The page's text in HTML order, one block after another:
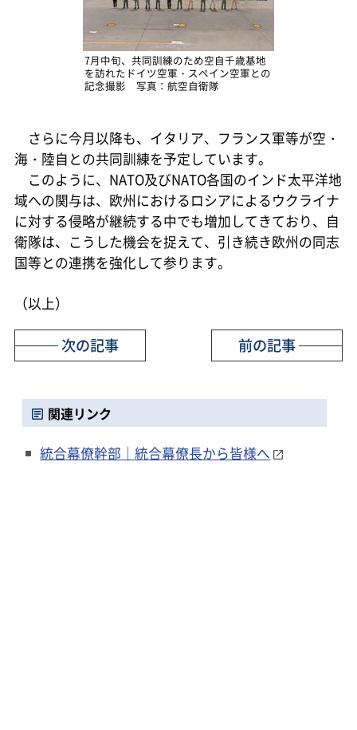
7月中旬、共同訓練のため空自千歳基地
を訪れたドイツ空軍・スペイン空軍との
記念撮影 写真：航空自衛隊
さらに今月以降も、イタリア、フランス軍等が空・
海・陸自との共同訓練を予定しています。
このように、NATO及びNATO各国のインド太平洋地
域への関与は、欧州におけるロシアによるウクライナ
に対する侵略が継続する中でも増加してきており、自
衛隊は、こうした機会を捉えて、引き続き欧州の同志
国等との連携を強化して参ります。
（以上）
前の記事
次の記事
関連リンク
統合幕僚幹部｜統合幕僚長から皆様へ